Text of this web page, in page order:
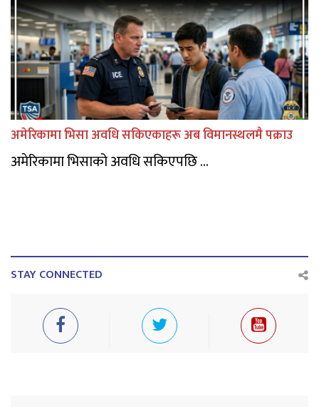
अमेरिकामा भिसा अवधि सकिएकाहरू अब विमानस्थलमै पक्राउ
अमेरिकामा भिसाको अवधि सकिएपछि ...
STAY CONNECTED